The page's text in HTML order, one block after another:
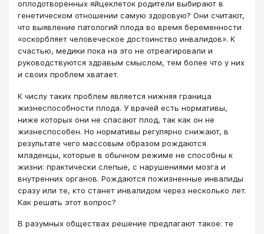
оплодотворённых яйцеклеток родители выбирают в
генетическом отношении самую здоровую? Они считают,
что выявление патологий плода во время беременности
«оскорбляет человеческое достоинство инвалидов». К
счастью, медики пока на это не отреагировали и
руководствуются здравым смыслом, тем более что у них
и своих проблем хватает.
К числу таких проблем является нижняя граница
жизнеспособности плода. У врачей есть нормативы,
ниже которых они не спасают плод, так как он не
жизнеспособен. Но нормативы регулярно снижают, в
результате чего массовым образом рождаются
младенцы, которые в обычном режиме не способны к
жизни: практически слепые, с нарушениями мозга и
внутренних органов. Рождаются пожизненные инвалиды
сразу или те, кто станет инвалидом через несколько лет.
Как решать этот вопрос?
В разумных обществах решение предлагают такое: те